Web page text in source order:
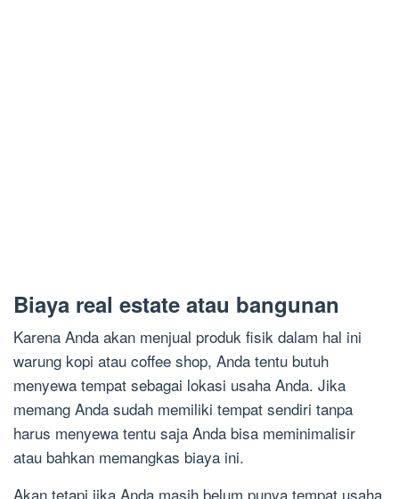
Biaya real estate atau bangunan
Karena Anda akan menjual produk fisik dalam hal ini
warung kopi atau coffee shop, Anda tentu butuh
menyewa tempat sebagai lokasi usaha Anda. Jika
memang Anda sudah memiliki tempat sendiri tanpa
harus menyewa tentu saja Anda bisa meminimalisir
atau bahkan memangkas biaya ini.
Akan tetapi jika Anda masih belum punya tempat usaha